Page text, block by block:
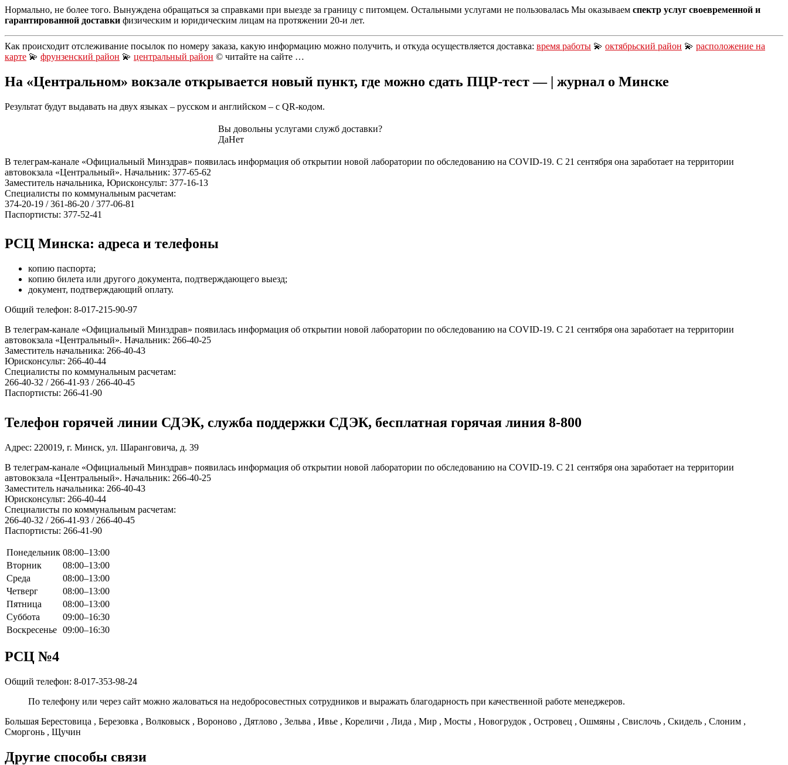
Нормально, не более того. Вынуждена обращаться за справками при выезде за границу с питомцем. Остальными услугами не пользовалась Мы оказываем спектр услуг своевременной и
гарантированной доставки физическим и юридическим лицам на протяжении 20-и лет.
Как происходит отслеживание посылок по номеру заказа, какую информацию можно получить, и откуда осуществляется доставка: время работы 💫 октябрьский район 💫 расположение на
карте 💫 фрунзенский район 💫 центральный район © читайте на сайте …
На «Центральном» вокзале открывается новый пункт, где можно сдать ПЦР-тест — | журнал о Минске
Результат будут выдавать на двух языках – русском и английском – с QR-кодом.
Вы довольны услугами служб доставки?
ДаНет
В телеграм-канале «Официальный Минздрав» появилась информация об открытии новой лаборатории по обследованию на COVID-19. С 21 сентября она заработает на территории
автовокзала «Центральный». Начальник: 377-65-62
Заместитель начальника, Юрисконсульт: 377-16-13
Специалисты по коммунальным расчетам:
374-20-19 / 361-86-20 / 377-06-81
Паспортисты: 377-52-41
РСЦ Минска: адреса и телефоны
копию паспорта;
копию билета или другого документа, подтверждающего выезд;
документ, подтверждающий оплату.
Общий телефон: 8-017-215-90-97
В телеграм-канале «Официальный Минздрав» появилась информация об открытии новой лаборатории по обследованию на COVID-19. С 21 сентября она заработает на территории
автовокзала «Центральный». Начальник: 266-40-25
Заместитель начальника: 266-40-43
Юрисконсульт: 266-40-44
Специалисты по коммунальным расчетам:
266-40-32 / 266-41-93 / 266-40-45
Паспортисты: 266-41-90
Телефон горячей линии СДЭК, служба поддержки СДЭК, бесплатная горячая линия 8-800
Адрес: 220019, г. Минск, ул. Шаранговича, д. 39
В телеграм-канале «Официальный Минздрав» появилась информация об открытии новой лаборатории по обследованию на COVID-19. С 21 сентября она заработает на территории
автовокзала «Центральный». Начальник: 266-40-25
Заместитель начальника: 266-40-43
Юрисконсульт: 266-40-44
Специалисты по коммунальным расчетам:
266-40-32 / 266-41-93 / 266-40-45
Паспортисты: 266-41-90
Понедельник 08:00–13:00
Вторник
08:00–13:00
Среда
08:00–13:00
Четверг
08:00–13:00
Пятница
08:00–13:00
Суббота
09:00–16:30
Воскресенье 09:00–16:30
РСЦ №4
Общий телефон: 8-017-353-98-24
По телефону или через сайт можно жаловаться на недобросовестных сотрудников и выражать благодарность при качественной работе менеджеров.
Большая Берестовица , Березовка , Волковыск , Вороново , Дятлово , Зельва , Ивье , Кореличи , Лида , Мир , Мосты , Новогрудок , Островец , Ошмяны , Свислочь , Скидель , Слоним ,
Сморгонь , Щучин
Другие способы связи